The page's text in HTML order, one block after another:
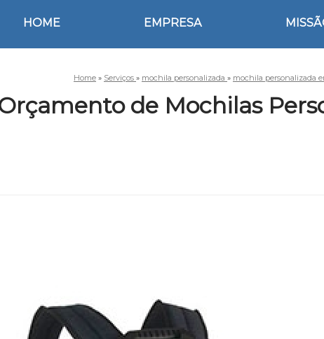
HOME EMPRESA
Home » Serviços » mochila personalizada » mochila personalizada
de Mochilas